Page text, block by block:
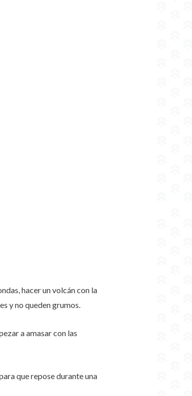
hacer un volcán con la
y no queden grumos.
a amasar con las
que repose durante una